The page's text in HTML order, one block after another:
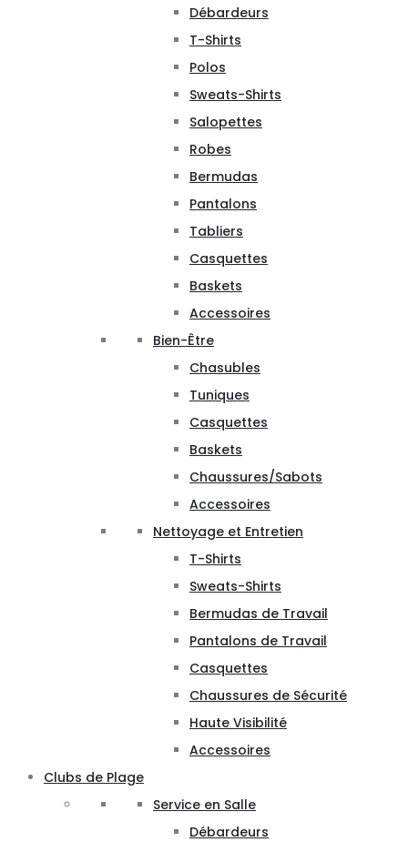
Débardeurs
T-Shirts
Polos
Sweats-Shirts
Salopettes
Robes
Bermudas
Pantalons
Tabliers
Casquettes
Baskets
Accessoires
Bien-Être
Chasubles
Tuniques
Casquettes
Baskets
Chaussures/Sabots
Accessoires
Nettoyage et Entretien
T-Shirts
Sweats-Shirts
Bermudas de Travail
Pantalons de Travail
Casquettes
Chaussures de Sécurité
Haute Visibilité
Accessoires
Clubs de Plage
Service en Salle
Débardeurs